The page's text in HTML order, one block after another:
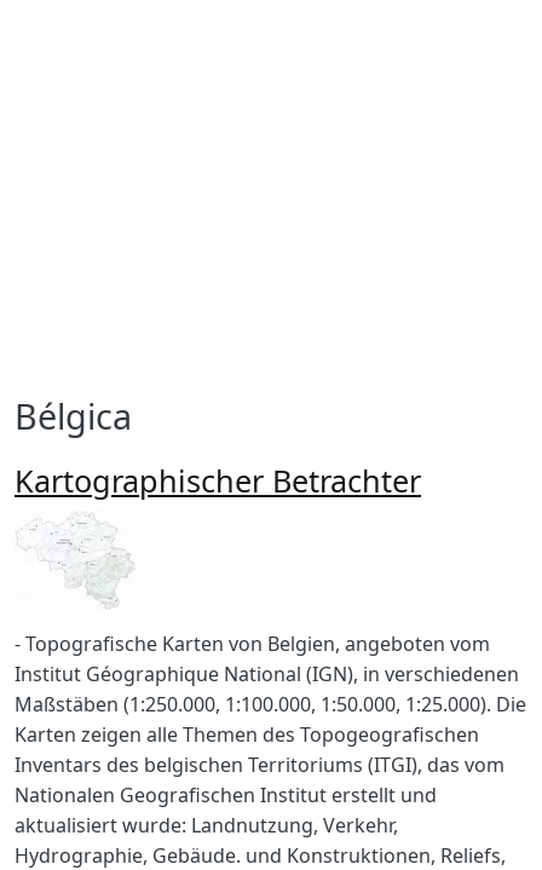
Bélgica
Kartographischer Betrachter
Imagen
Body
- Topografische Karten von Belgien, angeboten vom
Institut Géographique National (IGN), in verschiedenen
Maßstäben (1:250.000, 1:100.000, 1:50.000, 1:25.000). Die
Karten zeigen alle Themen des Topogeografischen
Inventars des belgischen Territoriums (ITGI), das vom
Nationalen Geografischen Institut erstellt und
aktualisiert wurde: Landnutzung, Verkehr,
Hydrographie, Gebäude. und Konstruktionen, Reliefs,